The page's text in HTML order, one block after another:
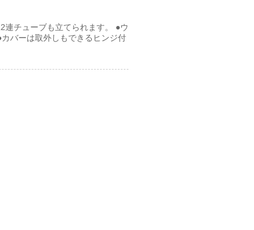
連チューブも立てられます。 ●ウ
バーは取外しもできるヒンジ付